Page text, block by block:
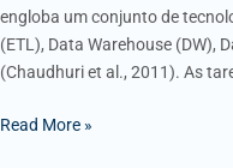
engloba um conjunto de
(ETL), Data Warehouse (DW),
(Chaudhuri et al., 2011). As
Read More »